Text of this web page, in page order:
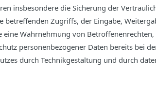
insbesondere die Sicherung der
betreffenden Zugriffs, der Eingabe,
eine Wahrnehmung von
personenbezogener Daten bereits bei
durch Technikgestaltung und durch